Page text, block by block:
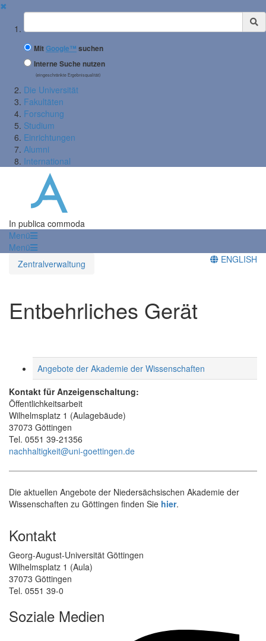
✖
Suchbegriff
MitGoogle™ suchen
Interne Suche nutzen
(eingeschränkte Ergebnisqualität)
Die Universität
Fakultäten
Forschung
Studium
Einrichtungen
Alumni
International
In publica commoda
Menü
Menü
Zentralverwaltung
ENGLISH
Entbehrliches Gerät
Angebote der Akademie der Wissenschaften
Kontakt für Anzeigenschaltung:
Öffentlichkeitsarbeit
Wilhelmsplatz 1 (Aulagebäude)
37073 Göttingen
Tel. 0551 39-21356
nachhaltigkeit@uni-goettingen.de
Die aktuellen Angebote der Niedersächsischen Akademie der
Wissenschaften zu Göttingen finden Sie hier.
Kontakt
Georg-August-Universität Göttingen
Wilhelmsplatz 1 (Aula)
37073 Göttingen
Tel. 0551 39-0
Soziale Medien